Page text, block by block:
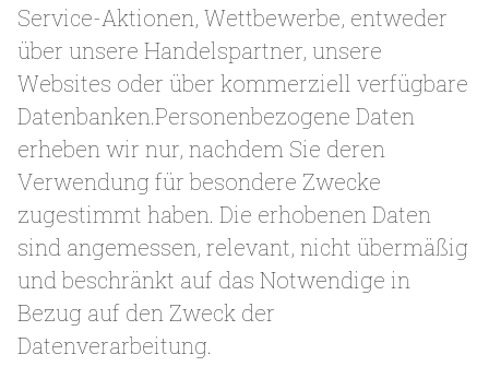
Service-Aktionen, Wettbewerbe, entweder
über unsere Handelspartner, unsere
Websites oder über kommerziell verfügbare
Datenbanken.Personenbezogene Daten
erheben wir nur, nachdem Sie deren
Verwendung für besondere Zwecke
zugestimmt haben. Die erhobenen Daten
sind angemessen, relevant, nicht übermäßig
und beschränkt auf das Notwendige in
Bezug auf den Zweck der
Datenverarbeitung.